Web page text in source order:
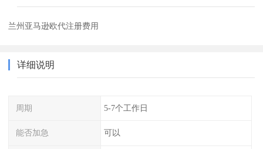
兰州亚马逊欧代注册费用
详细说明
周期 5-7个工作日
能否加急 可以